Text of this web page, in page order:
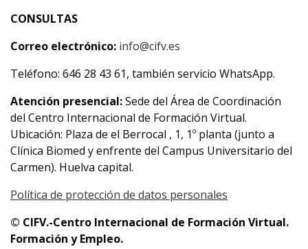
CONSULTAS
Correo electrónico: info@cifv.es
Teléfono: 646 28 43 61, también servicio WhatsApp.
Atención presencial:Sede del Área de Coordinación
del Centro Internacional de Formación Virtual.
Ubicación: Plaza de el Berrocal , 1, 1º planta (junto a
Clínica Biomed y enfrente del Campus Universitario del
Carmen). Huelva capital.
Política de protección de datos personales
© CIFV.-Centro Internacional de Formación Virtual.
Formación y Empleo.